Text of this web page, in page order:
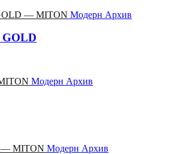
Модерн Архив
Модерн Архив
Модерн Архив